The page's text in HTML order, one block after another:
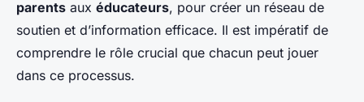
parents aux éducateurs, pour créer un réseau de
soutien et d’information efficace. Il est impératif de
comprendre le rôle crucial que chacun peut jouer
dans ce processus.